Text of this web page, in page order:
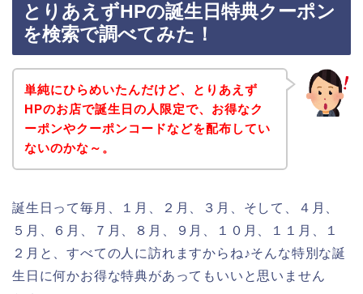
とりあえずHPの誕生日特典クーポン
を検索で調べてみた！
単純にひらめいたんだけど、とりあえず
HPのお店で誕生日の人限定で、お得なク
ーポンやクーポンコードなどを配布してい
ないのかな～。
誕生日って毎月、１月、２月、３月、そして、４月、
５月、６月、７月、８月、９月、１０月、１１月、１
２月と、すべての人に訪れますからね♪そんな特別な誕
生日に何かお得な特典があってもいいと思いません